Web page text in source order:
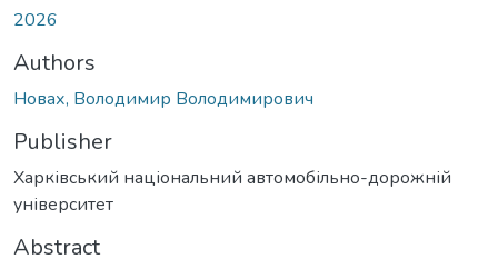
2026
Authors
Новах, Володимир Володимирович
Publisher
Харківський національний автомобільно-дорожній
університет
Abstract